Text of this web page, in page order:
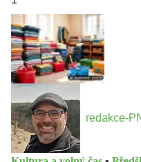
redakce-